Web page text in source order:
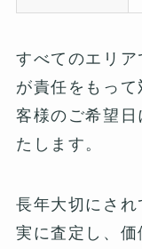
すべてのエリ
が責任をもっ
客様のご希望
たします。
長年大切にさ
実に査定し、